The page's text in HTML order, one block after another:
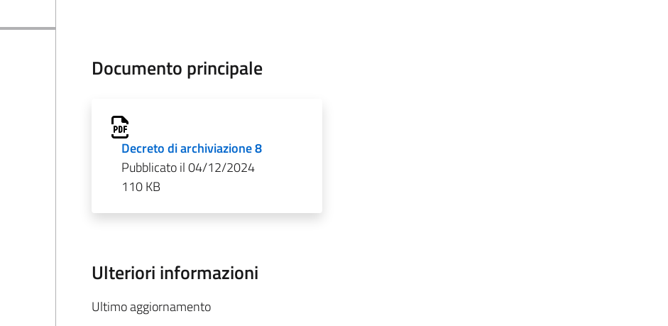
Documento principale
Decreto di archiviazione 8
Pubblicato il 04/12/2024
110 KB
Ulteriori informazioni
Ultimo aggiornamento